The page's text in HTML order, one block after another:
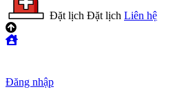
Đặt lịch Đặt lịch Liên hệ
Đăng nhập